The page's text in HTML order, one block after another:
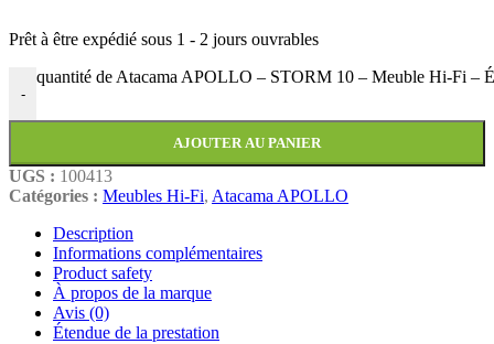
Prêt à être expédié sous 1 - 2 jours ouvrables
-
quantité de Atacama APOLLO – STORM 10 – Meuble Hi-Fi –
AJOUTER AU PANIER
UGS : 100413
Catégories : Meubles Hi-Fi, Atacama APOLLO
Description
Informations complémentaires
Product safety
À propos de la marque
Avis (0)
Étendue de la prestation